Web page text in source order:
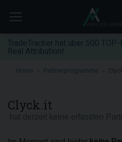
TradeTracker hat über 500
Real Attribution!
Home Partnerprogramme
Clyck.it